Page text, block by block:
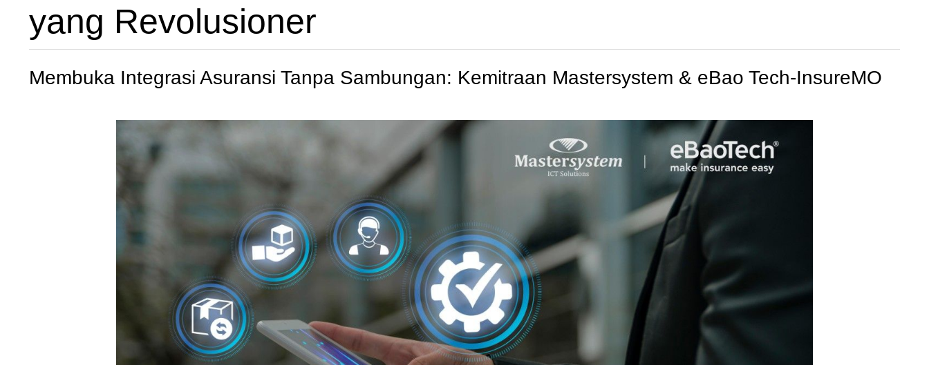
yang Revolusioner
Membuka Integrasi Asuransi Tanpa Sambungan: Kemitraan Mastersystem & eBao Tech-InsureMO